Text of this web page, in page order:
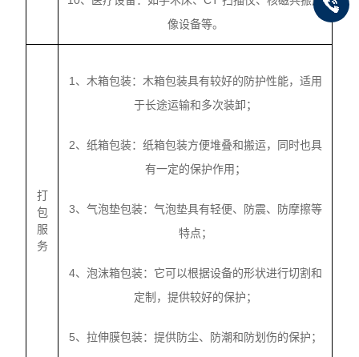
像设备等。
打
包
服
务
1、木箱包装：木箱包装具有较好的防护性能，适用
于长途运输和多次装卸；
2、纸箱包装：纸箱包装方便堆叠和搬运，同时也具
有一定的保护作用；
3、气泡垫包装：气泡垫具有轻便、防震、防摩擦等
特点；
4、泡沫箱包装：它可以根据设备的形状进行切割和
定制，提供较好的保护；
5、拉伸膜包装：提供防尘、防潮和防划伤的保护；